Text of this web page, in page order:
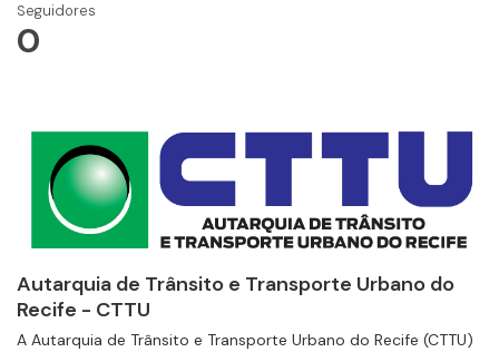
Seguidores
0
Autarquia de Trânsito e Transporte Urbano do
Recife - CTTU
A Autarquia de Trânsito e Transporte Urbano do Recife (CTTU)